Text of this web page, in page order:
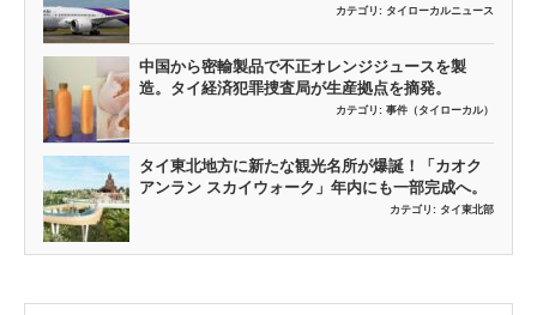
カテゴリ: タイローカルニュース
中国から密輸製品で不正オレンジジュースを製
造。タイ経済犯罪捜査局が生産拠点を摘発。
カテゴリ: 事件（タイローカル）
タイ東北地方に新たな観光名所が爆誕！「カオク
アンラン スカイウォーク」年内にも一部完成へ。
カテゴリ: タイ東北部